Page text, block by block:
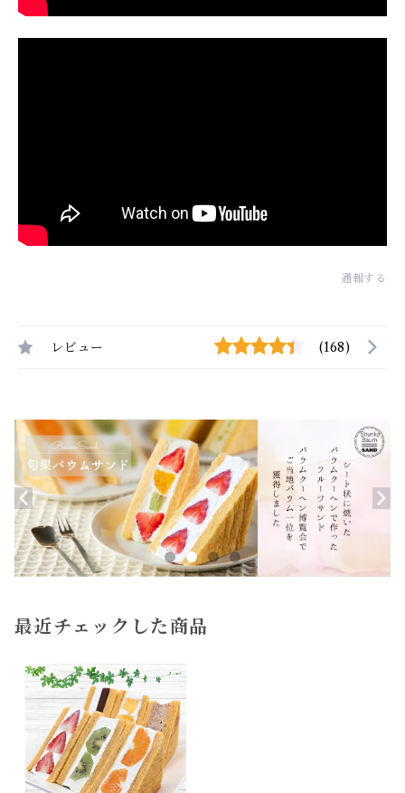
通報する
レビュー (168)
最近チェックした商品